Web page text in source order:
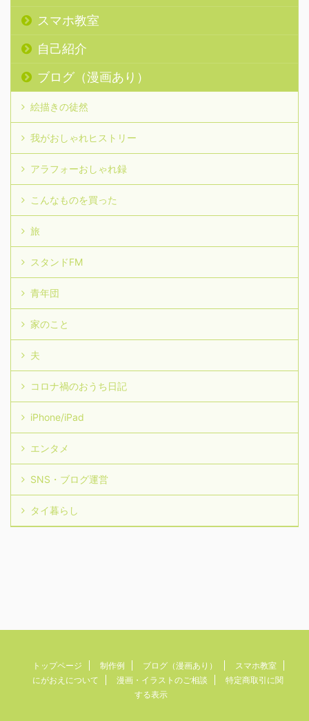
スマホ教室
自己紹介
ブログ（漫画あり）
絵描きの徒然
我がおしゃれヒストリー
アラフォーおしゃれ録
こんなものを買った
旅
スタンドFM
青年団
家のこと
夫
コロナ禍のおうち日記
iPhone/iPad
エンタメ
SNS・ブログ運営
タイ暮らし
トップページ 制作例 ブログ（漫画あり）
スマホ教室
にがおえについて
漫画・イラストのご相談
特定商取引に関
する表示